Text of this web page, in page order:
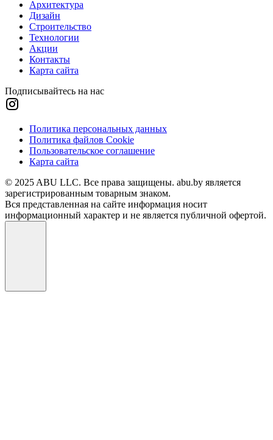
Архитектура
Дизайн
Строительство
Технологии
Акции
Контакты
Карта сайта
Подписывайтесь на нас
Политика персональных данных
Политика файлов Cookie
Пользовательское соглашение
Карта сайта
© 2025 ABU LLC. Все права защищены. abu.by является
зарегистрированным товарным знаком.
Вся представленная на сайте информация носит
информационный характер и не является публичной офертой.